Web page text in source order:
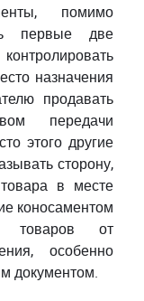
помимо
первые две
назначения
продавать
передачи
этого другие
сторону,
в месте
коносаментом
товаров от
особенно
документом.